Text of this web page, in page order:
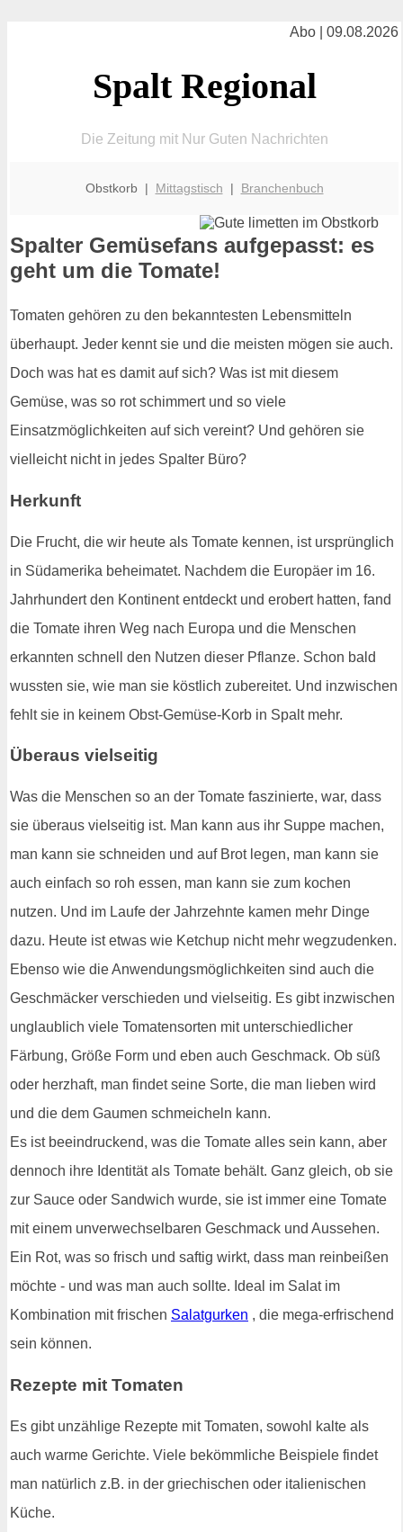
Abo | 09.08.2026
Spalt Regional
Die Zeitung mit Nur Guten Nachrichten
Obstkorb | Mittagstisch | Branchenbuch
Spalter Gemüsefans aufgepasst: es
geht um die Tomate!
Tomaten gehören zu den bekanntesten Lebensmitteln
überhaupt. Jeder kennt sie und die meisten mögen sie auch.
Doch was hat es damit auf sich? Was ist mit diesem
Gemüse, was so rot schimmert und so viele
Einsatzmöglichkeiten auf sich vereint? Und gehören sie
vielleicht nicht in jedes Spalter Büro?
Herkunft
Die Frucht, die wir heute als Tomate kennen, ist ursprünglich
in Südamerika beheimatet. Nachdem die Europäer im 16.
Jahrhundert den Kontinent entdeckt und erobert hatten, fand
die Tomate ihren Weg nach Europa und die Menschen
erkannten schnell den Nutzen dieser Pflanze. Schon bald
wussten sie, wie man sie köstlich zubereitet. Und inzwischen
fehlt sie in keinem Obst-Gemüse-Korb in Spalt mehr.
Überaus vielseitig
Was die Menschen so an der Tomate faszinierte, war, dass
sie überaus vielseitig ist. Man kann aus ihr Suppe machen,
man kann sie schneiden und auf Brot legen, man kann sie
auch einfach so roh essen, man kann sie zum kochen
nutzen. Und im Laufe der Jahrzehnte kamen mehr Dinge
dazu. Heute ist etwas wie Ketchup nicht mehr wegzudenken.
Ebenso wie die Anwendungsmöglichkeiten sind auch die
Geschmäcker verschieden und vielseitig. Es gibt inzwischen
unglaublich viele Tomatensorten mit unterschiedlicher
Färbung, Größe Form und eben auch Geschmack. Ob süß
oder herzhaft, man findet seine Sorte, die man lieben wird
und die dem Gaumen schmeicheln kann.
Es ist beeindruckend, was die Tomate alles sein kann, aber
dennoch ihre Identität als Tomate behält. Ganz gleich, ob sie
zur Sauce oder Sandwich wurde, sie ist immer eine Tomate
mit einem unverwechselbaren Geschmack und Aussehen.
Ein Rot, was so frisch und saftig wirkt, dass man reinbeißen
möchte - und was man auch sollte. Ideal im Salat im
Kombination mit frischen Salatgurken , die mega-erfrischend
sein können.
Rezepte mit Tomaten
Es gibt unzählige Rezepte mit Tomaten, sowohl kalte als
auch warme Gerichte. Viele bekömmliche Beispiele findet
man natürlich z.B. in der griechischen oder italienischen
Küche.